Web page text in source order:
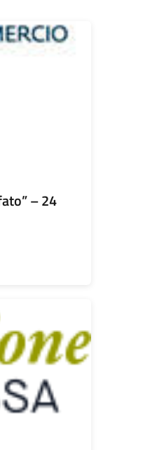
– 24